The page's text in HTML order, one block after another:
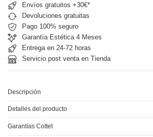
Envíos gratuitos +30€*
Devoluciones gratuitas
Pago 100% seguro
Garantía Estética 4 Meses
Entrega en 24-72 horas
Servicio post venta en Tienda
Descripción
Detalles del producto
Garantías Cottet